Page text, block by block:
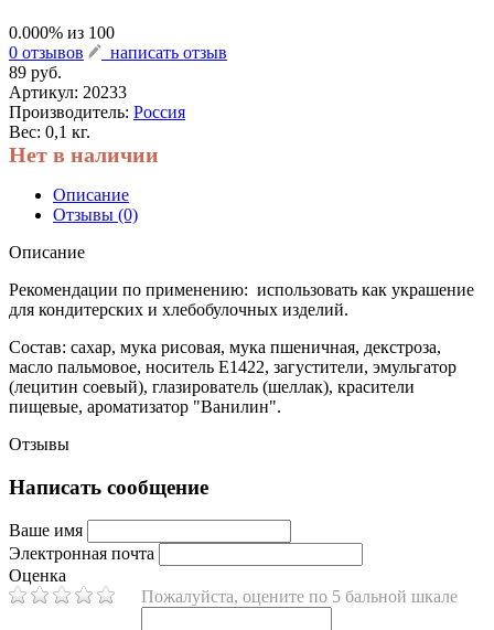
0.000% из 100
0 отзывов
написать отзыв
89 руб.
Артикул: 20233
Производитель: Россия
Вес: 0,1 кг.
Нет в наличии
Описание
Отзывы (0)
Описание
Рекомендации по применению: использовать как украшение
для кондитерских и хлебобулочных изделий.
Состав: сахар, мука рисовая, мука пшеничная, декстроза,
масло пальмовое, носитель Е1422, загустители, эмульгатор
(лецитин соевый), глазирователь (шеллак), красители
пищевые, ароматизатор "Ванилин".
Отзывы
Написать сообщение
Ваше имя
Электронная почта
Оценка
Пожалуйста, оцените по 5 бальной шкале